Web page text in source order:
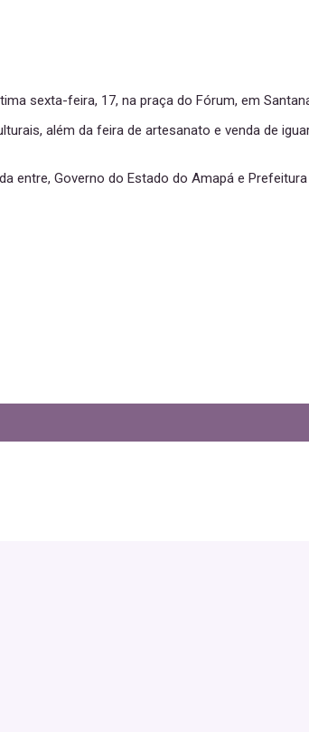
sexta-feira, 17, na praça do Fórum, em
além da feira de artesanato e venda de
entre, Governo do Estado do Amapá e Prefeitura